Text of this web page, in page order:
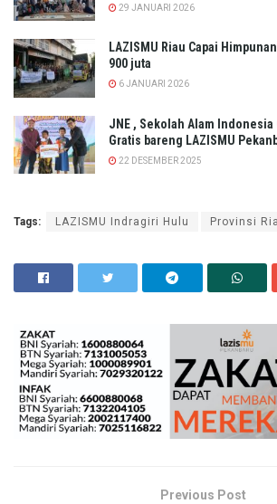
29 JANUARI 2026
LAZISMU Riau Capai
900 juta
6 JANUARI 2026
JNE , Sekolah Alam
Gratis bareng LAZISMU
22 DESEMBER 2025
Tags: LAZISMU Indragiri Hulu Provinsi
Previous Post